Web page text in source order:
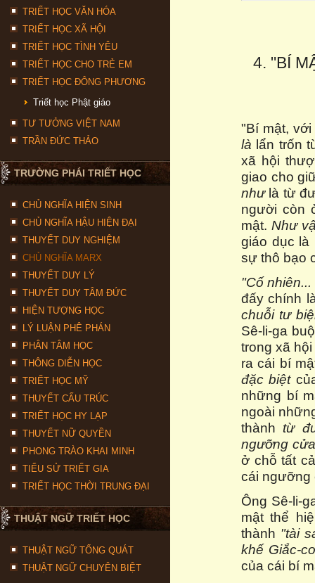
TRIẾT HỌC VĂN HÓA
TRIẾT HỌC XÃ HỘI
TRIẾT HỌC TÌNH YÊU
TRIẾT HỌC CHO TRẺ EM
TRIẾT HỌC ĐÔNG PHƯƠNG
Triết học Phật giáo
TƯ TƯỞNG VIỆT NAM
TRẦN ĐỨC THẢO
TRƯỜNG PHÁI TRIẾT HỌC
CHỦ NGHĨA HIỆN SINH
CHỦ NGHĨA HẬU HIỆN ĐẠI
THUYẾT DUY NGHIỆM
CHỦ NGHĨA MARX
THUYẾT DUY LÝ
THUYẾT DUY TÂM ĐỨC
HIỆN TƯỢNG HỌC
LÝ LUẬN PHÊ PHÁN
PHÂN TÂM HỌC
THÔNG DIỄN HỌC
TRIẾT HỌC MỸ
THUYẾT CẤU TRÚC
TRIẾT HỌC HY LẠP
THUYẾT NỮ QUYỀN
PHONG TRÀO KHAI MINH
TIỂU SỬ TRIẾT GIA
TRIẾT HỌC THỜI TRUNG ĐẠI
THUẬT NGỮ TRIẾT HỌC
THUẬT NGỮ TỔNG QUÁT
THUẬT NGỮ CHUYÊN BIỆT
4. "BÍ
"Bí mật,
là lẩn trốn
xã hội
giao cho
nhưlà từ
người còn
mật. Như
giáo dục là
sự thô bạo
"Cố
đấy chính
chuỗi tư
Sê-li-ga
trong xã
ra cái bí
đặc biệt
những bí
ngoài
thành từ
ngưỡng
ở chỗ tất
cái ngưỡng
Ông Sê-li-
mật thể
thành "tài
khế Giắc-
của cái bí